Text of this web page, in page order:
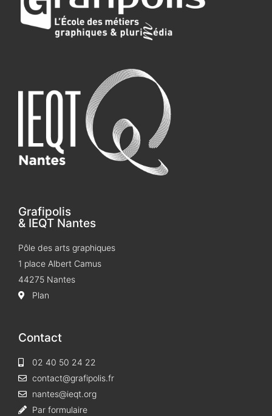
Grafipolis
& IEQT Nantes
Pôle des arts graphiques
1 place Albert Camus
44275 Nantes
Plan
Contact
02 40 50 24 22
contact@grafipolis.fr
nantes@ieqt.org
Par formulaire